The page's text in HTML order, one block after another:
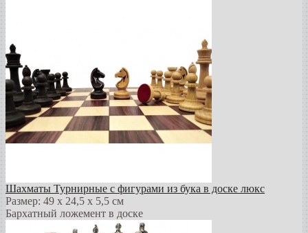
Шахматы Турнирные с фигурами из бука в доске люкс
Размер: 49 х 24,5 х 5,5 см
Бархатный ложемент в доске